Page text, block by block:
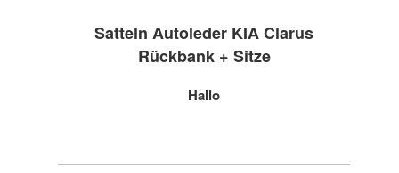
Satteln Autoleder KIA Clarus
Rückbank + Sitze
Hallo